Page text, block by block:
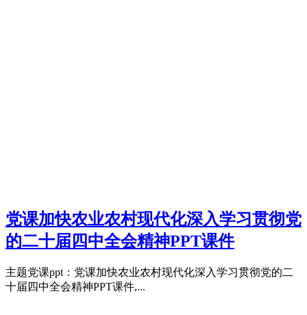
党课加快农业农村现代化深入学习贯彻党
的二十届四中全会精神PPT课件
主题党课ppt：党课加快农业农村现代化深入学习贯彻党的二
十届四中全会精神PPT课件,...